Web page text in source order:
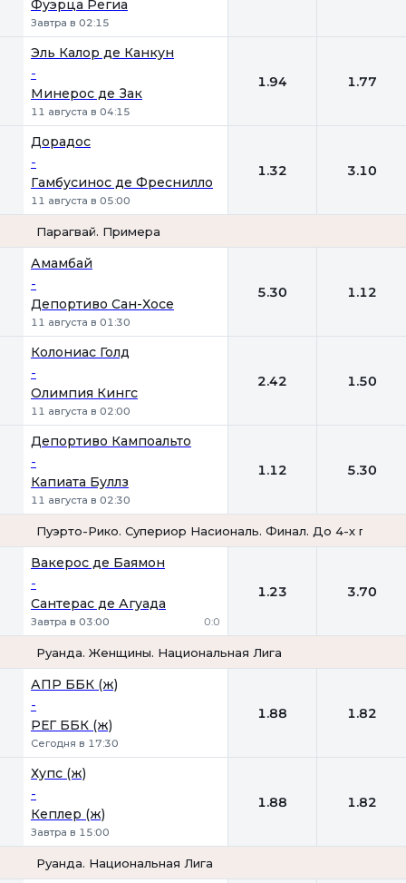
Фуэрца Региа
Завтра в 02:15
Эль Калор де Канкун
-
Минерос де Зак
11 августа в 04:15
1.94 1.77
Дорадос
-
Гамбусинос де Фреснилло
11 августа в 05:00
1.32 3.10
Парагвай. Примера
Амамбай
-
Депортиво Сан-Хосе
11 августа в 01:30
5.30 1.12
Колониас Голд
-
Олимпия Кингс
11 августа в 02:00
2.42 1.50
Депортиво Кампоальто
-
Капиата Буллз
11 августа в 02:30
1.12 5.30
Пуэрто-Рико. Супериор Насиональ. Финал. До 4-х побед
Вакерос де Баямон
-
Сантерас де Агуада
Завтра в 03:00 0:0
1.23 3.70
Руанда. Женщины. Национальная Лига
АПР ББК (ж)
-
РЕГ ББК (ж)
Сегодня в 17:30
1.88 1.82
Хупс (ж)
-
Кеплер (ж)
Завтра в 15:00
1.88 1.82
Руанда. Национальная Лига